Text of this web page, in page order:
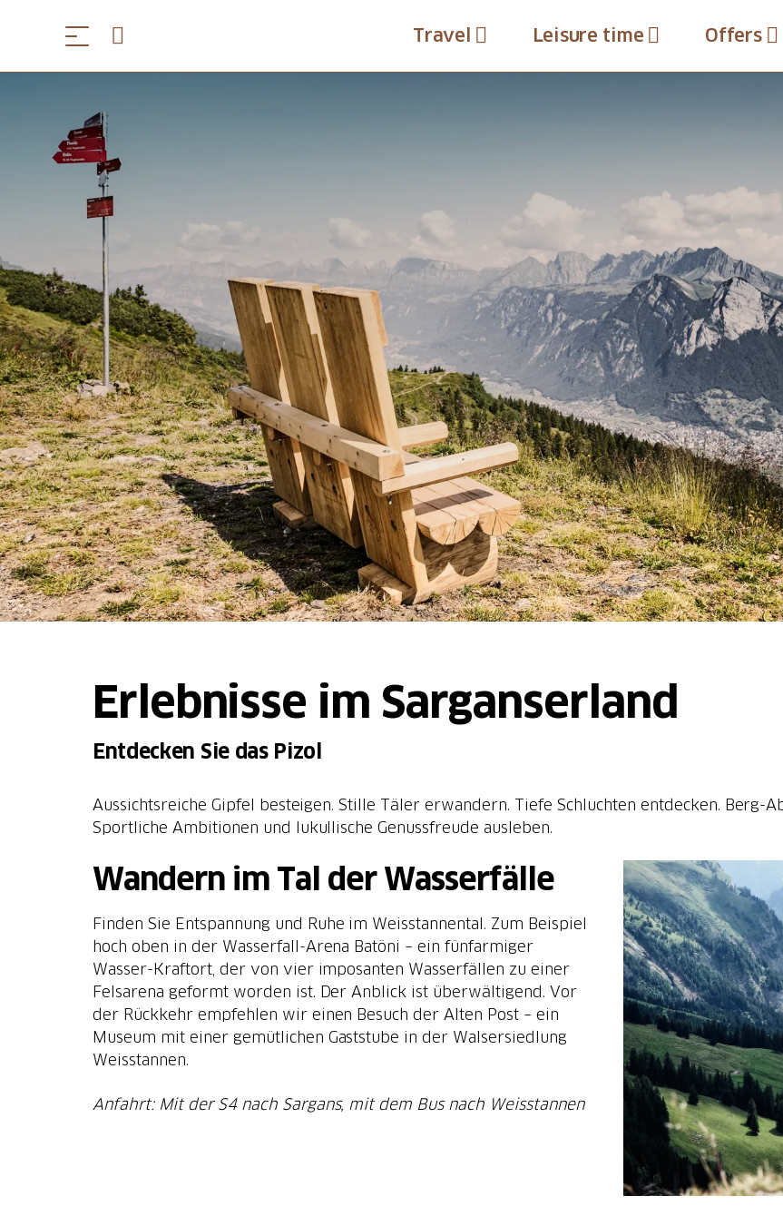
Travel Leisure time Offers
Erlebnisse im Sarganserland
Entdecken Sie das Pizol
Aussichtsreiche Gipfel besteigen. Stille Täler erwandern. Tiefe Schluchten entdecken. Berg-
Sportliche Ambitionen und lukullische Genussfreude ausleben.
Wandern im Tal der Wasserfälle
Finden Sie Entspannung und Ruhe im Weisstannental. Zum Beispiel
hoch oben in der Wasserfall-Arena Batöni – ein fünfarmiger
Wasser-Kraftort, der von vier imposanten Wasserfällen zu einer
Felsarena geformt worden ist. Der Anblick ist überwältigend. Vor
der Rückkehr empfehlen wir einen Besuch der Alten Post – ein
Museum mit einer gemütlichen Gaststube in der Walsersiedlung
Weisstannen.
Anfahrt: Mit der S4 nach Sargans, mit dem Bus nach Weisstannen